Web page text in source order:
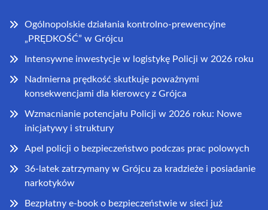
Ogólnopolskie działania kontrolno-prewencyjne
„PRĘDKOŚĆ” w Grójcu
Intensywne inwestycje w logistykę Policji w 2026 roku
Nadmierna prędkość skutkuje poważnymi
konsekwencjami dla kierowcy z Grójca
Wzmacnianie potencjału Policji w 2026 roku: Nowe
inicjatywy i struktury
Apel policji o bezpieczeństwo podczas prac polowych
36-latek zatrzymany w Grójcu za kradzieże i posiadanie
narkotyków
Bezpłatny e-book o bezpieczeństwie w sieci już